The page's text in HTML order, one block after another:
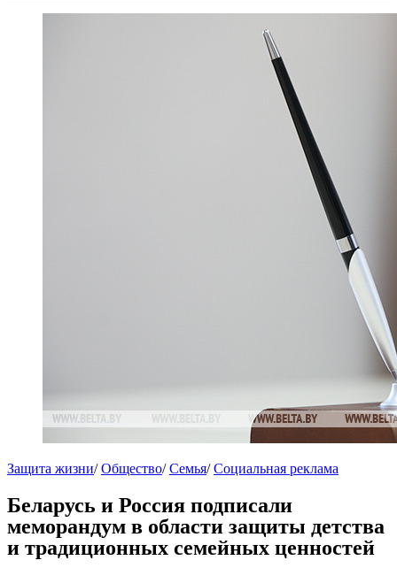
Защита жизни/Общество/Семья/Социальная реклама
Беларусь и Россия подписали
меморандум в области защиты детства
и традиционных семейных ценностей